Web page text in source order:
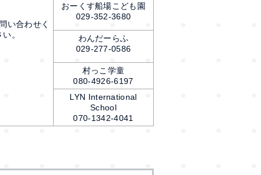
い合わせく
。
おーくす船場こども園
029-352-3680
わんだーらふ
029-277-0586
村っこ学童
080-4926-6197
LYN International
School
070-1342-4041